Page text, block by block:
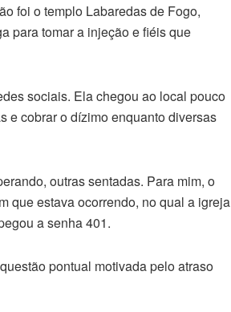
foi o templo Labaredas de Fogo,
para tomar a injeção e fiéis que
sociais. Ela chegou ao local pouco
e cobrar o dízimo enquanto diversas
outras sentadas. Para mim, o
que estava ocorrendo, no qual a igreja
a senha 401.
pontual motivada pelo atraso